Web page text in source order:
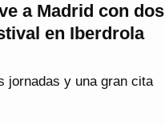
a Madrid con dos
en Iberdrola
jornadas y una gran cita